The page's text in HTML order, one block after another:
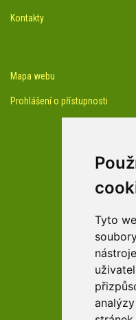
Tyto
Kontakty
Mapa webu
Prohlášení o přístupnosti